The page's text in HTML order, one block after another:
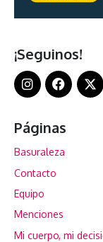
¡Seguinos!
Páginas
Basuraleza
Contacto
Equipo
Menciones
Mi cuerpo, mi